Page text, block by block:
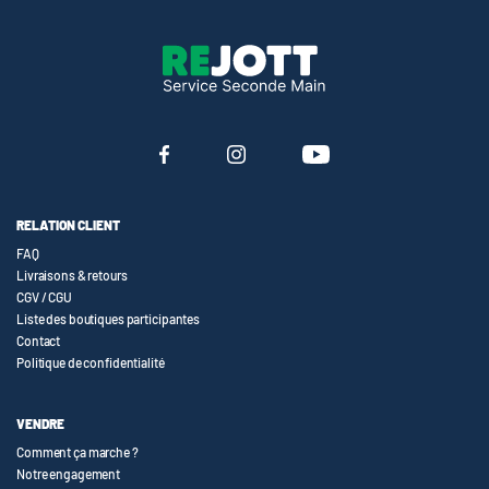
RELATION CLIENT
FAQ
Livraisons & retours
CGV / CGU
Liste des boutiques participantes
Contact
Politique de confidentialité
VENDRE
Comment ça marche ?
Notre engagement